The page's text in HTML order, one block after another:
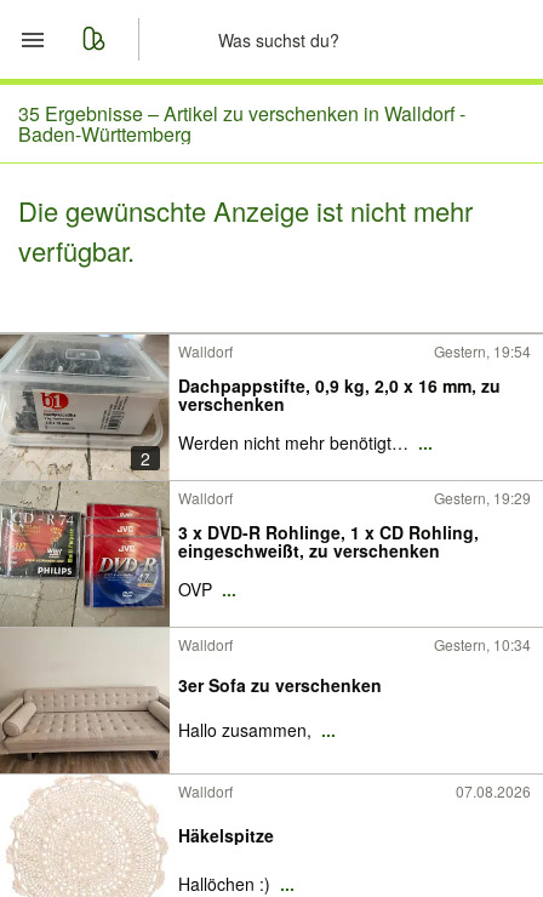
Start
Merkliste
Nachrichten
35 Ergebnisse –Artikel zu verschenken in Walldorf -
Baden-Württemberg
Die gewünschte Anzeige ist nicht mehr
verfügbar.
2
Walldorf Gestern, 19:54
Dachpappstifte, 0,9 kg, 2,0 x 16 mm, zu
verschenken
Werden nicht mehr benötigt… ...
Walldorf Gestern, 19:29
3 x DVD-R Rohlinge, 1 x CD Rohling,
eingeschweißt, zu verschenken
OVP ...
Walldorf Gestern, 10:34
3er Sofa zu verschenken
Hallo zusammen, ...
Walldorf 07.08.2026
Häkelspitze
Hallöchen :) ...